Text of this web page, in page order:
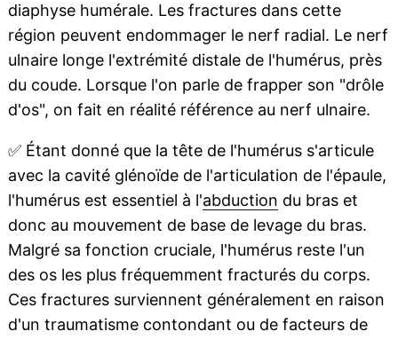
diaphyse humérale. Les fractures dans cette
région peuvent endommager le nerf radial. Le nerf
ulnaire longe l'extrémité distale de l'humérus, près
du coude. Lorsque l'on parle de frapper son "drôle
d'os", on fait en réalité référence au nerf ulnaire.
✅Étant donné que la tête de l'humérus s'articule
avec la cavité glénoïde de l'articulation de l'épaule,
l'humérus est essentiel à l'abduction du bras et
donc au mouvement de base de levage du bras.
Malgré sa fonction cruciale, l'humérus reste l'un
des os les plus fréquemment fracturés du corps.
Ces fractures surviennent généralement en raison
d'un traumatisme contondant ou de facteurs de